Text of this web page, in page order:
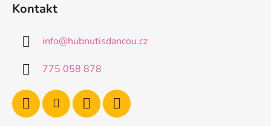
Kontakt
info@hubnutisdancou.cz
775 058 878